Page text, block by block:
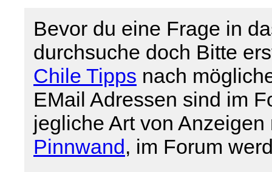
Bevor du eine Frage in
durchsuche doch Bitte
Chile Tipps nach
EMail Adressen sind im
jegliche Art von
Pinnwand , im Forum